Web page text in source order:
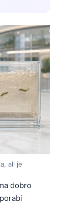
ali je
dobro